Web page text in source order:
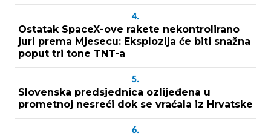
4.
Ostatak SpaceX-ove rakete nekontrolirano
juri prema Mjesecu: Eksplozija će biti snažna
poput tri tone TNT-a
5.
Slovenska predsjednica ozlijeđena u
prometnoj nesreći dok se vraćala iz Hrvatske
6.